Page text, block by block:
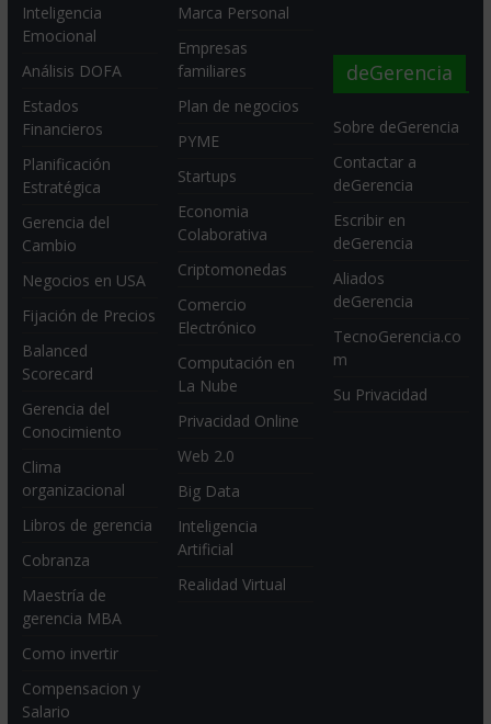
Inteligencia
Emocional
Análisis DOFA
Estados
Financieros
Planificación
Estratégica
Gerencia del
Cambio
Negocios en USA
Fijación de Precios
Balanced
Scorecard
Gerencia del
Conocimiento
Clima
organizacional
Libros de gerencia
Cobranza
Maestría de
gerencia MBA
Como invertir
Compensacion y
Salario
Marca Personal
Empresas
familiares
Plan de negocios
PYME
Startups
Economia
Colaborativa
Criptomonedas
Comercio
Electrónico
Computación en
La Nube
Privacidad Online
Web 2.0
Big Data
Inteligencia
Artificial
Realidad Virtual
deGerencia
Sobre deGerencia
Contactar a
deGerencia
Escribir en
deGerencia
Aliados
deGerencia
TecnoGerencia.co
m
Su Privacidad